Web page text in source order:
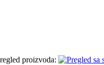
proizvoda: